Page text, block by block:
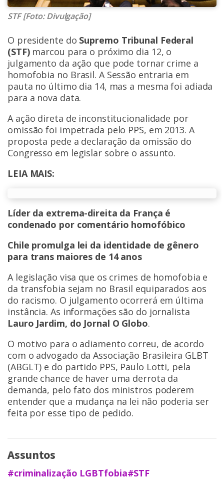
STF [Foto: Divulgação]
O presidente do Supremo Tribunal Federal
(STF)marcou para o próximo dia 12, o
julgamento da ação que pode tornar crime a
homofobia no Brasil. A Sessão entraria em
pauta no último dia 14, mas a mesma foi adiada
para a nova data.
A ação direta de inconstitucionalidade por
omissão foi impetrada pelo PPS, em 2013. A
proposta pede a declaração da omissão do
Congresso em legislar sobre o assunto.
LEIA MAIS:
Líder da extrema-direita da França é
condenado por comentário homofóbico
Chile promulga lei da identidade de gênero
para trans maiores de 14 anos
A legislação visa que os crimes de homofobia e
da transfobia sejam no Brasil equiparados aos
do racismo. O julgamento ocorrerá em última
instância. As informações são do jornalista
Lauro Jardim, do Jornal O Globo.
O motivo para o adiamento correu, de acordo
com o advogado da Associação Brasileira GLBT
(ABGLT) e do partido PPS, Paulo Lotti, pela
grande chance de haver uma derrota da
demanda, pelo fato dos ministros poderem
entender que a mudança na lei não poderia ser
feita por esse tipo de pedido.
Assuntos
#criminalização LGBTfobia#STF